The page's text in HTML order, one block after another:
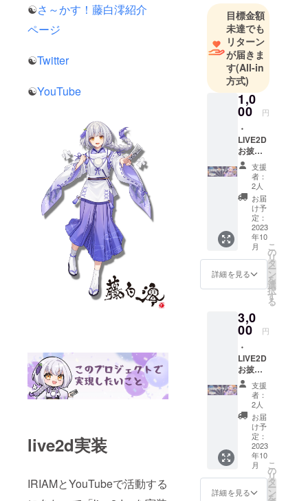
☯さ～かす！藤白澪紹介
ページ
☯Twitter
☯YouTube
live2d実装
IRIAMとYouTubeで活動する
iam.app/s/us
er/p0aDObE
k8g
☆YouTube
http://youtub
e.com/@fuji_
hakurei
☆twitch☆
http://twitch.t
v/fuji_hakure
i
目標金額
未達でも
リターン
が届きま
す(All-in
方式)
1,0
00 円
・
LIVE2D
お披露
目配信
＆動画
内でお
名前の
記載&お
名前呼
信＆
アーカ
イブ動
画にて
掲載 備
考に掲
たいお
名前を
ご記載
くださ
い。
（ニッ
クネー
ム可、
公序良
俗に反
するも
のは不
可）
支援
者：
2人
お届
け予
定：
2023
年10
月
詳細を見る
こ
の
リ
タ
ー
ン
を
選
択
す
る
3,0
00 円
・
LIVE2D
お披露
目配信
＆動画
内でお
名前の
記載&お
名前呼
び ・
ネット
プリン
ト ※1配
信＆
支援
者：
2人
お届
け予
定：
2023
年10
月
詳細を見る
こ
の
リ
タ
ー
ン
を